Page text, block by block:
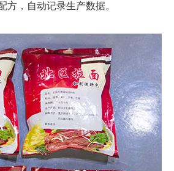
，自动记录生产数据。